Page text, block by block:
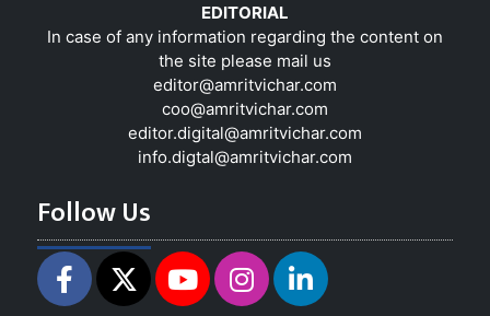
EDITORIAL
In case of any information regarding the content on
the site please mail us
editor@amritvichar.com
coo@amritvichar.com
editor.digital@amritvichar.com
info.digtal@amritvichar.com
Follow Us